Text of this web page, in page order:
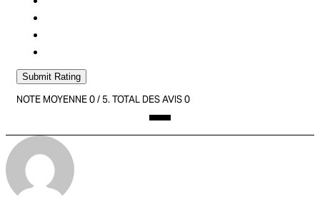
Submit Rating
NOTE MOYENNE0/ 5. TOTAL DES AVIS0